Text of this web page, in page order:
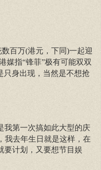
百万(港元，下同)一起迎
媒指“锋菲”极有可能双双
只身出现，当然是不想抢
我第一次搞如此大型的庆
我去年生日就是这样，在
要计划，又要想节目娱